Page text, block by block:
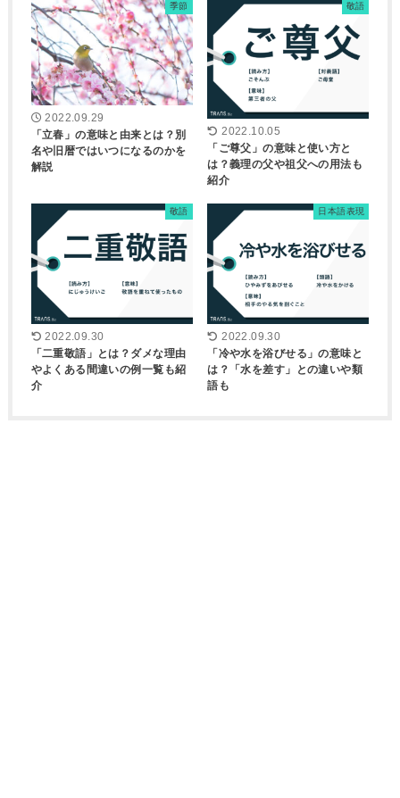
季節
2022.09.29
「立春」の意味と由来とは？別
名や旧暦ではいつになるのかを
解説
敬語
2022.10.05
「ご尊父」の意味と使い方と
は？義理の父や祖父への用法も
紹介
敬語
2022.09.30
「二重敬語」とは？ダメな理由
やよくある間違いの例一覧も紹
介
日本語表現
2022.09.30
「冷や水を浴びせる」の意味と
は？「水を差す」との違いや類
語も